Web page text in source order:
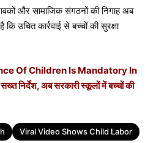
और सामाजिक संगठनों की निगाह अब
उचित कार्रवाई से बच्चों की सुरक्षा
Of Children Is Mandatory In
निर्देश, अब सरकारी स्कूलों में बच्चों की
Viral Video Shows Child Labor